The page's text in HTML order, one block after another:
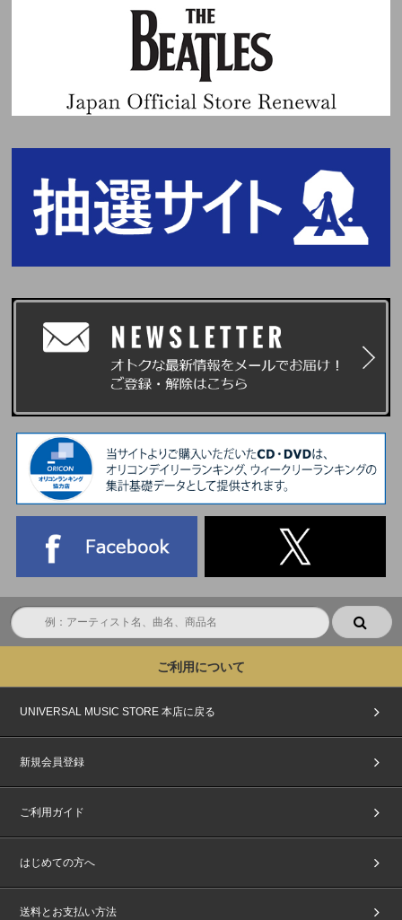
ご利用について
UNIVERSAL MUSIC STORE 本店に戻る
新規会員登録
ご利用ガイド
はじめての方へ
送料とお支払い方法